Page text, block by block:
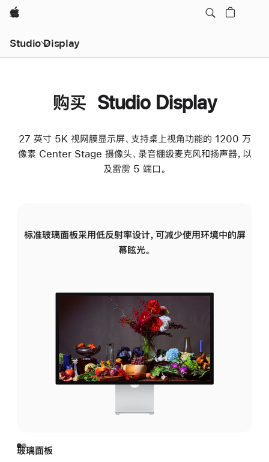
Apple
Studio Display
购买 Studio Display
27 英寸 5K 视网膜显示屏、支持桌上视角功能的 1200 万
像素 Center Stage 摄像头、录音棚级麦克风和扬声器，以
及雷雳 5 端口。
标准玻璃面板采用低反射率设计，可减少使用环境中的屏
幕眩光。
玻璃面板